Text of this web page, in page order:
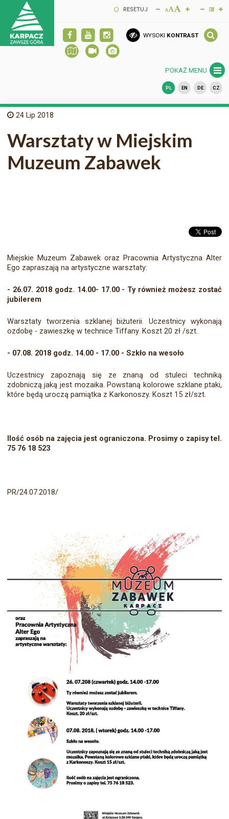
RESETUJ
WYSOKI KONTRAST
POKAŻ MENU
PL EN DE CZ
24 Lip 2018
Warsztaty w Miejskim
Muzeum Zabawek
Miejskie Muzeum Zabawek oraz Pracownia Artystyczna Alter
Ego zapraszają na artystyczne warsztaty:
- 26.07. 2018 godz. 14.00- 17.00 - Ty również możesz zostać
jubilerem
Warsztaty tworzenia szklanej biżuterii. Uczestnicy wykonają
ozdobę - zawieszkę w technice Tiffany. Koszt 20 zł /szt.
- 07.08. 2018 godz. 14.00 - 17.00 - Szkło na wesoło
Uczestnicy zapoznają się ze znaną od stuleci techniką
zdobniczą jaką jest mozaika. Powstaną kolorowe szklane ptaki,
które będą uroczą pamiątka z Karkonoszy. Koszt 15 zł/szt.
Ilość osób na zajęcia jest ograniczona. Prosimy o zapisy tel.
75 76 18 523
PR/24.07.2018/